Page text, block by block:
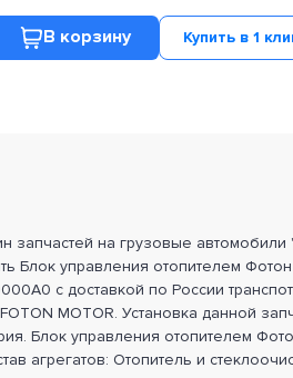
В корзину Купить в 1
запчастей на грузовые автомобили
Блок управления отопителем Фотон
с доставкой по России
MOTOR. Установка данной
Блок управления отопителем
агрегатов: Отопитель и